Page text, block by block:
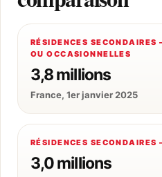
RÉSIDENCES
OU OCCASIONNELLES
3,8 millions
France, 1er janvier 2025
RÉSIDENCES
3,0 millions